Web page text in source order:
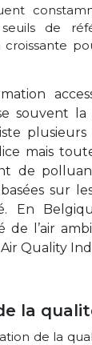
de
croissante
souvent la
plusieurs
mais
de
sur
En
de l’air
Quality
la
de la